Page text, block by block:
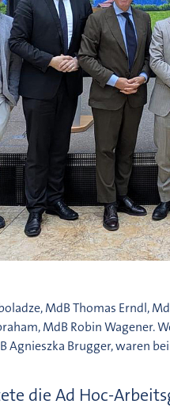
MdB Thomas Erndl,
MdB Robin
Agnieszka Brugger, waren
die Ad Hoc-